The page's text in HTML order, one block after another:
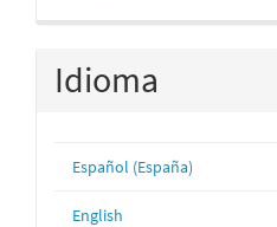
Idioma
Español (España)
English